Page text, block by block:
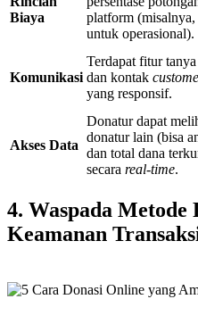
Biaya
platform
untuk operasional).
Komunikasi
Terdapat fitur
dan kontak
yang responsif.
Akses Data
Donatur dapat
donatur lain (bisa
dan total dana
secara real-time.
4. Waspada Metode
Keamanan